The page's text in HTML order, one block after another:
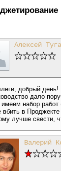
Алексей
добрый день!
дало
набор работ
вбить в
лучше свести,
Валерий